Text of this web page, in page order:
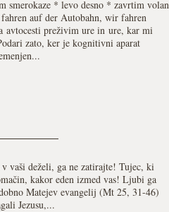
smerokaze * levo desno * zavrtim volan
auf der Autobahn, wir fahren
avtocesti preživim ure in ure, kar mi
zato, ker je kognitivni aparat
vaši deželi, ga ne zatirajte! Tujec, ki
kakor eden izmed vas! Ljubi ga
Matejev evangelij (Mt 25, 31-46)
Jezusu,...